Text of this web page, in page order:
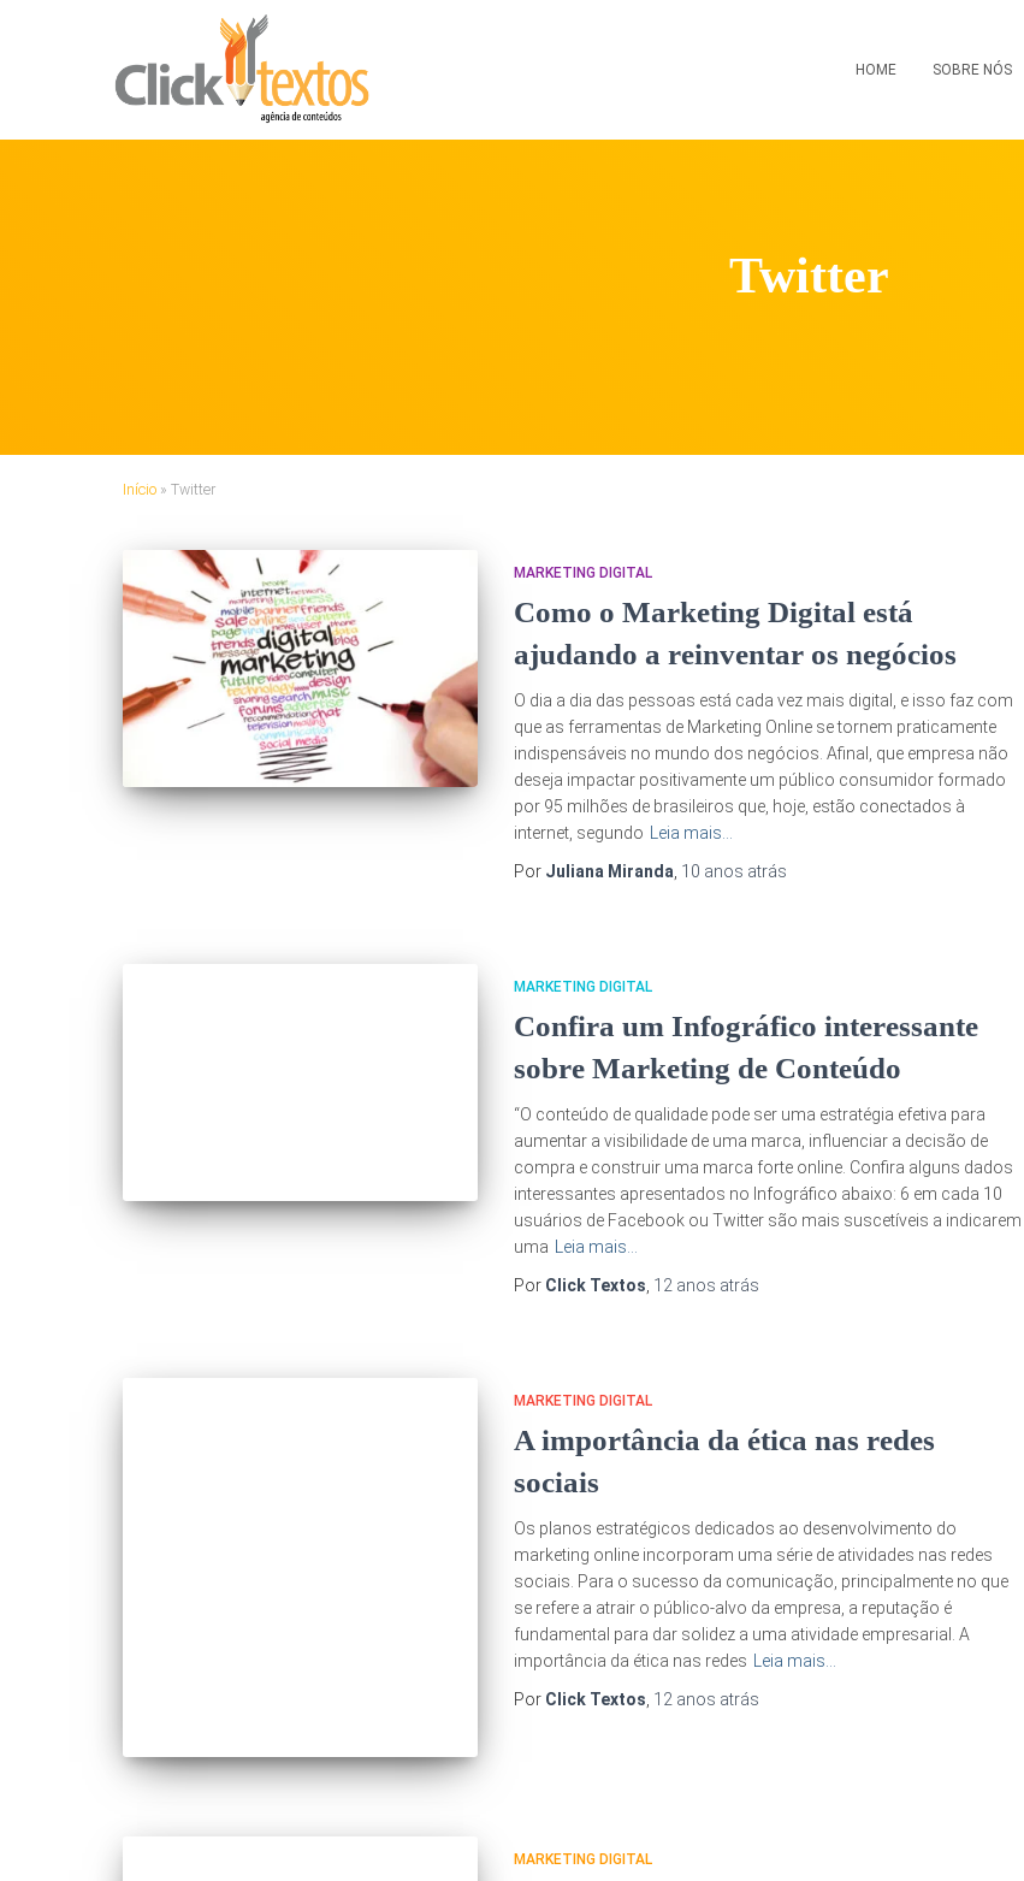
HOME SOBRE NÓS
Twitter
Início » Twitter
MARKETING DIGITAL
Como o Marketing Digital está
ajudando a reinventar os negócios
O dia a dia das pessoas está cada vez mais digital, e isso faz com
que as ferramentas de Marketing Online se tornem praticamente
indispensáveis no mundo dos negócios. Afinal, que empresa não
deseja impactar positivamente um público consumidor formado
por 95 milhões de brasileiros que, hoje, estão conectados à
internet, segundo
Leia mais…
Por Juliana Miranda 10 anos atrás
MARKETING DIGITAL
Confira um Infográfico interessante
sobre Marketing de Conteúdo
“O conteúdo de qualidade pode ser uma estratégia efetiva para
aumentar a visibilidade de uma marca, influenciar a decisão de
compra e construir uma marca forte online. Confira alguns dados
interessantes apresentados no Infográfico abaixo: 6 em cada 10
usuários de Facebook ou Twitter são mais suscetíveis a indicarem
uma
Leia mais…
Por Click Textos 12 anos atrás
MARKETING DIGITAL
A importância da ética nas redes
sociais
Os planos estratégicos dedicados ao desenvolvimento do
marketing online incorporam uma série de atividades nas redes
sociais. Para o sucesso da comunicação, principalmente no que
se refere a atrair o público-alvo da empresa, a reputação é
fundamental para dar solidez a uma atividade empresarial. A
importância da ética nas redes
Leia mais…
Por Click Textos 12 anos atrás
MARKETING DIGITAL